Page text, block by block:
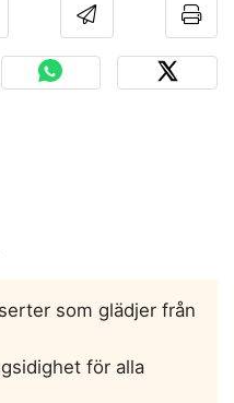
som glädjer från
för alla